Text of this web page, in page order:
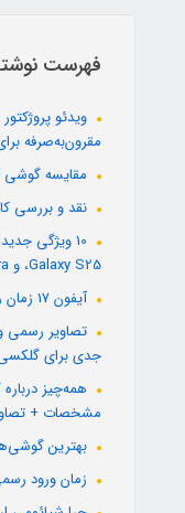
فهرست
مقرون‌به‌صرفه
مقایسه گوشی آیفون 16 با
نقد و بررسی
،Galaxy S25 و Galaxy S25 Ultra
آیفون 17 زمان رونمایی و شایعات + تصاویر
جدی برای
مشخصات +
بهترین
زمان ورود رسمی